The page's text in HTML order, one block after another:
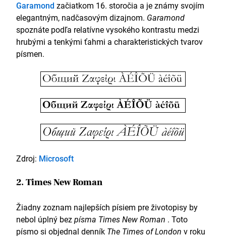
Garamond začiatkom 16. storočia a je známy svojím
elegantným, nadčasovým dizajnom. Garamond
spoznáte podľa relatívne vysokého kontrastu medzi
hrubými a tenkými ťahmi a charakteristických tvarov
písmen.
Zdroj: Microsoft
2. Times New Roman
Žiadny zoznam najlepších písiem pre životopisy by
nebol úplný bezpísma Times New Roman . Toto
písmo si objednal denník The Times of London v roku